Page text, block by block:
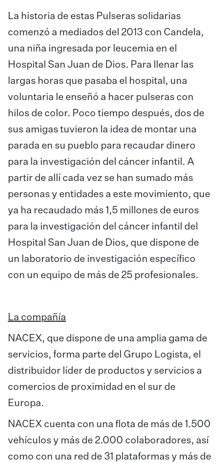
La historia de estas Pulseras solidarias
comenzó a mediados del 2013 con Candela,
una niña ingresada por leucemia en el
Hospital San Juan de Dios. Para llenar las
largas horas que pasaba el hospital, una
voluntaria le enseñó a hacer pulseras con
hilos de color. Poco tiempo después, dos de
sus amigas tuvieron la idea de montar una
parada en su pueblo para recaudar dinero
para la investigación del cáncer infantil. A
partir de allí cada vez se han sumado más
personas y entidades a este movimiento, que
ya ha recaudado más 1,5 millones de euros
para la investigación del cáncer infantil del
Hospital San Juan de Dios, que dispone de
un laboratorio de investigación específico
con un equipo de más de 25 profesionales.
La compañía
NACEX, que dispone de una amplia gama de
servicios, forma parte del Grupo Logista, el
distribuidor líder de productos y servicios a
comercios de proximidad en el sur de
Europa.
NACEX cuenta con una flota de más de 1.500
vehículos y más de 2.000 colaboradores, así
como con una red de 31 plataformas y más de